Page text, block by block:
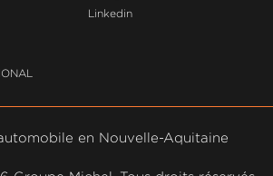
Linkedin
en Nouvelle-Aquitaine